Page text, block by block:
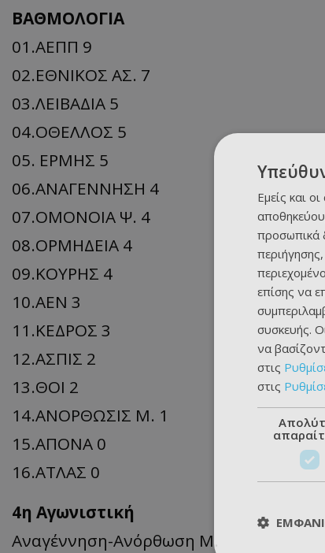
ΒΑΘΜΟΛΟΓΙΑ
01.ΑΕΠΠ 9
02.ΕΘΝΙΚΟΣ ΑΣ. 7
03.ΛΕΙΒΑΔΙΑ 5
04.ΟΘΕΛΛΟΣ 5
05. ΕΡΜΗΣ 5
06.ΑΝΑΓΕΝΝΗΣΗ 4
07.ΟΜΟΝΟΙΑ Ψ. 4
08.ΟΡΜΗΔΕΙΑ 4
09.ΚΟΥΡΗΣ 4
10.ΑΕΝ 3
11.ΚΕΔΡΟΣ 3
12.ΑΣΠΙΣ 2
13.ΘΟΙ 2
14.ΑΝΟΡΘΩΣΙΣ Μ. 1
15.ΑΠΟΝΑ 0
16.ΑΤΛΑΣ 0
4η Αγωνιστική
Αναγέννηση-Ανόρθωση Μ.
Εμείς και
προσωπικά
επίσης να
συσκευής.
να
στις
στις